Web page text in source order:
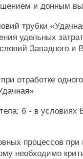
и донным
трубки
удельных
Западного и
отработке
б - в условиях
процессов
необходимо